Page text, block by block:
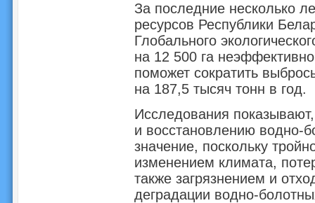
За последние несколько
ресурсов Республики
Глобального
на 12 500 га
поможет сократить
на 187,5 тысяч тонн в год.
Исследования
и восстановлению водно-
значение, поскольку
изменением климата,
также загрязнением и
деградации водно-